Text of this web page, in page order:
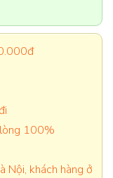
100%
Nội, khách hàng ở